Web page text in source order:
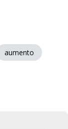
aumento